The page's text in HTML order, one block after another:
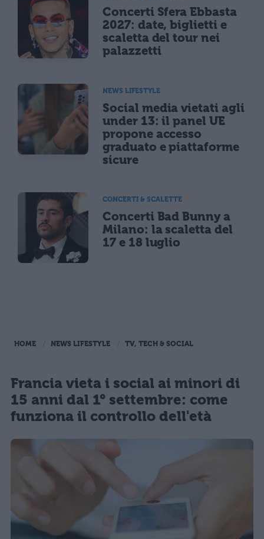
Concerti Sfera Ebbasta
2027: date, biglietti e
scaletta del tour nei
palazzetti
NEWS LIFESTYLE
Social media vietati agli
under 13: il panel UE
propone accesso
graduato e piattaforme
sicure
CONCERTI & SCALETTE
Concerti Bad Bunny a
Milano: la scaletta del
17 e 18 luglio
HOME NEWS LIFESTYLE TV, TECH & SOCIAL
Francia vieta i social ai minori di
15 anni dal 1° settembre: come
funziona il controllo dell'età